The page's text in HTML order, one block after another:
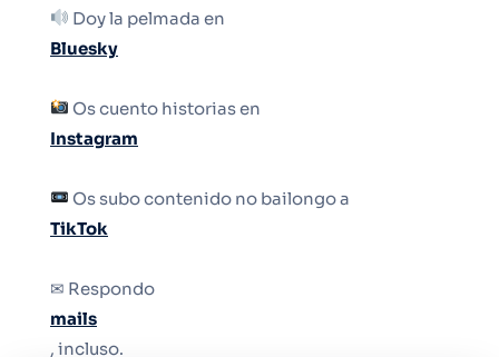
Doy la pelmada en
Bluesky
Os cuento historias en
Instagram
Os subo contenido no bailongo a
TikTok
✉ Respondo
mails
, incluso.